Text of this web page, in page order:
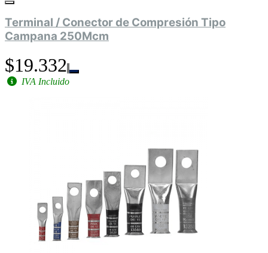
Terminal / Conector de Compresión Tipo
Campana 250Mcm
$19.332
IVA Incluido